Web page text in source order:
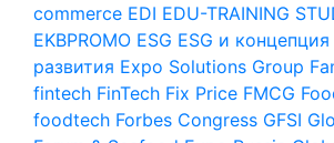
commerce EDI EDU-TRAINING
EKBPROMO ESG ESG и
развития Expo Solutions Group
fintech FinTech Fix Price FMCG
foodtech Forbes Congress GFSI